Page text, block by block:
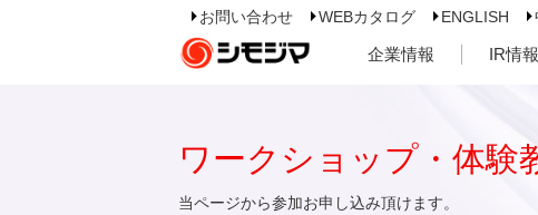
お問い合わせ WEBカタログ ENGLISH
企業情報 IR情報
ワークショップ・体験
当ページから参加お申し込み頂けます。